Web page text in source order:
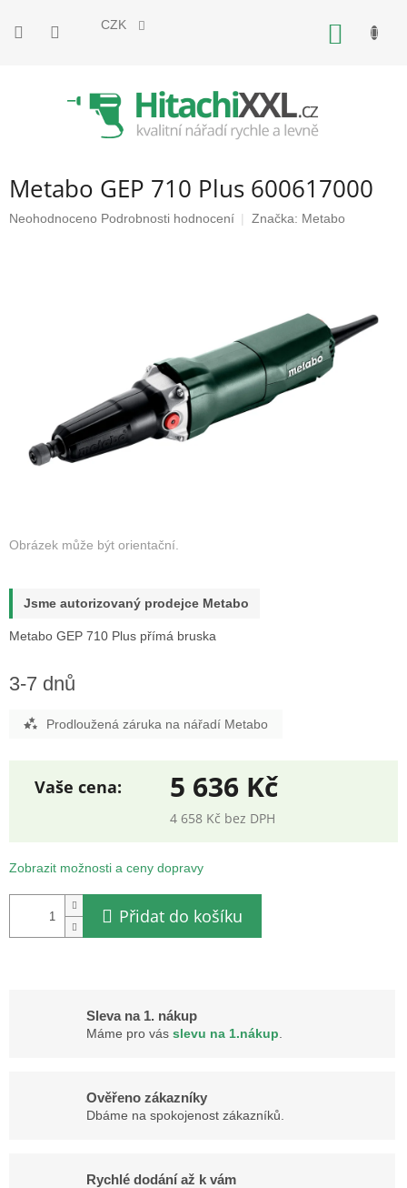
obsah
CZK
Metabo GEP 710 Plus 600617000
Průměrné
Neohodnoceno Podrobnosti hodnocení Značka: Metabo
Jsme autorizovaný prodejce Metabo
Metabo GEP 710 Plus přímá bruska
3-7 dnů
Prodloužená záruka na nářadí Metabo
5 636 Kč
4 658 Kč bez DPH
cena:
Zobrazit možnosti a ceny dopravy
Přidat do košíku
Sleva na 1. nákup
Máme pro vás slevu na 1.nákup
Ověřeno zákazníky
Dbáme na spokojenost zákazníků.
Rychlé dodání až k vám